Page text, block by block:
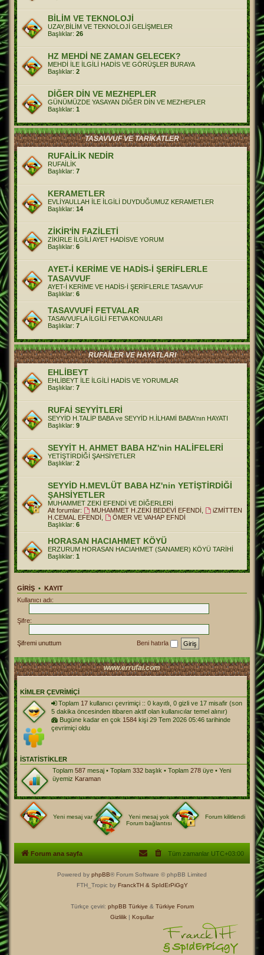
BİLİM VE TEKNOLOJİ
UZAY,BİLİM VE TEKNOLOJİ GELİŞMELER
Başlıklar: 26
HZ MEHDİ NE ZAMAN GELECEK?
MEHDİ İLE İLGİLİ HADİS VE GÖRÜŞLER BURAYA
Başlıklar: 2
DİĞER DİN VE MEZHEPLER
GÜNÜMÜZDE YASAYAN DİĞER DİN VE MEZHEPLER
Başlıklar: 1
TASAVVUF VE TARİKATLER
RUFAİLİK NEDİR
RUFAİLİK
Başlıklar: 7
KERAMETLER
EVLİYAULLAH İLE İLGİLİ DUYDUĞUMUZ KERAMETLER
Başlıklar: 14
ZİKİR'İN FAZİLETİ
ZİKİRLE İLGİLİ AYET HADİSVE YORUM
Başlıklar: 6
AYET-İ KERİME VE HADİS-İ ŞERİFLERLE
TASAVVUF
AYET-İ KERİME VE HADİS-İ ŞERİFLERLE TASAVVUF
Başlıklar: 6
TASAVVUFİ FETVALAR
TASAVVUFLA İLGİLİ FETVA KONULARI
Başlıklar: 7
RUFAİLER VE HAYATLARI
EHLİBEYT
EHLİBEYT İLE İLGİLİ HADİS VE YORUMLAR
Başlıklar: 7
RUFAİ SEYYİTLERİ
SEYYİD H.TALİP BABA ve SEYYİD H.İLHAMİ BABA'nın HAYATI
Başlıklar: 9
SEYYİT H. AHMET BABA HZ'nin HALİFELERİ
YETİŞTİRDİĞİ ŞAHSİYETLER
Başlıklar: 2
SEYYİD H.MEVLÜT BABA HZ'nin YETİŞTİRDİĞİ
ŞAHSİYETLER
MUHAMMET ZEKİ EFENDİ VE DİĞERLERİ
Alt forumlar:
MUHAMMET H.ZEKİ BEDEVİ EFENDİ
iZMİTTEN
H.CEMAL EFENDİ
ÖMER VE VAHAP EFNDİ
Başlıklar: 6
HORASAN HACIAHMET KÖYÜ
ERZURUM HORASAN HACIAHMET (SANAMER) KÖYÜ TARİHİ
Başlıklar: 1
GIRIŞ • KAYIT
Kullanıcı adı:
Şifre:
Şifremi unuttum Beni hatırla
www.errufai.com
KIMLER ÇEVRIMIÇI
Toplam 17 kullanıcı çevrimiçi :: 0 kayıtlı, 0 gizli ve 17 misafir (son
5 dakika öncesinden itibaren aktif olan kullanıcılar temel alınır)
Bugüne kadar en çok 1584 kişi 29 Tem 2026 05:46 tarihinde
çevrimiçi oldu
İSTATISTIKLER
Toplam 587 mesaj • Toplam 332 başlık • Toplam 278 üye • Yeni
üyemiz Karaman
Yeni mesaj var Yeni mesaj yok
Forum kilitlendi
Forum bağlantısı
Forum ana sayfa Tüm zamanlar UTC+03:00
Powered by phpBB® Forum Software © phpBB Limited
FTH_Tropic by FranckTH & SpIdErPiGgY
Türkçe çeviri: phpBB Türkiye & Türkiye Forum
Gizlilik | Koşullar